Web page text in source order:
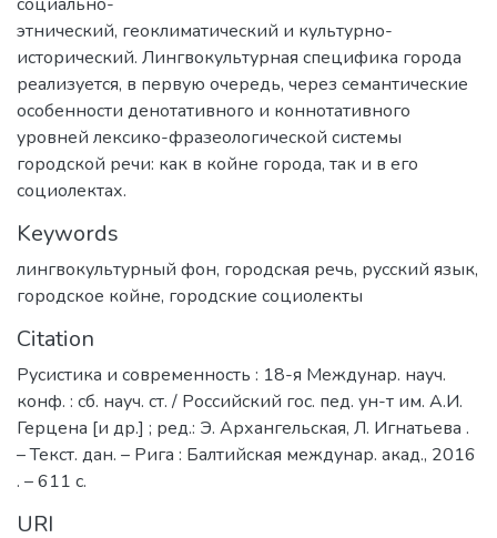
этнический, геоклиматический и культурно-
исторический. Лингвокультурная специфика города
реализуется, в первую очередь, через семантические
особенности денотативного и коннотативного
уровней лексико-фразеологической системы
городской речи: как в койне города, так и в его
социолектах.
Keywords
лингвокультурный фон, городская речь, русский язык,
городское койне, городские социолекты
Citation
Русистика и современность : 18-я Междунар. науч.
конф. : сб. науч. ст. / Российский гос. пед. ун-т им. А.И.
Герцена [и др.] ; ред.: Э. Архангельская, Л. Игнатьева .
– Текст. дан. – Рига : Балтийская междунар. акад., 2016
. – 611 с.
URI